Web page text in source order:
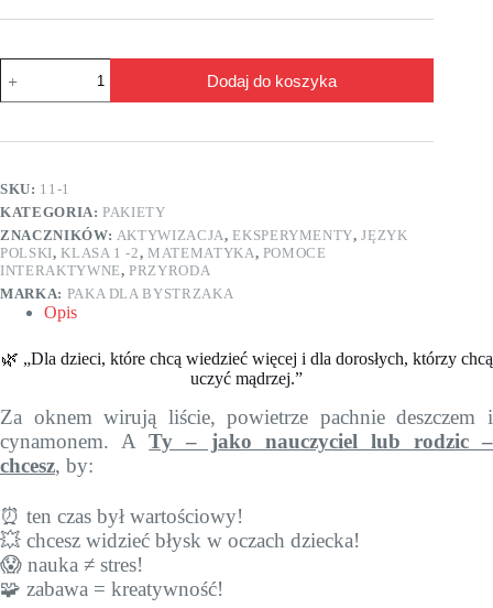
Jesienne
Wariacje
młodszych)
Dodaj do koszyka
SKU: 11-1
KATEGORIA:PAKIETY
ZNACZNIKÓW: AKTYWIZACJA,EKSPERYMENTY,JĘZYK
POLSKI,KLASA 1 -2,MATEMATYKA, POMOCE
INTERAKTYWNE,PRZYRODA
MARKA: PAKA DLA BYSTRZAKA
Opis
🌿 „Dla dzieci, które chcą wiedzieć więcej i dla dorosłych, którzy chcą
uczyć mądrzej.”
Za oknem wirują liście, powietrze pachnie deszczem i
cynamonem. ATy – jako nauczyciel lub rodzic –
chcesz, by:
⏰ ten czas był wartościowy!
💥 chcesz widzieć błysk w oczach dziecka!
😱 nauka ≠ stres!
🧩 zabawa = kreatywność!